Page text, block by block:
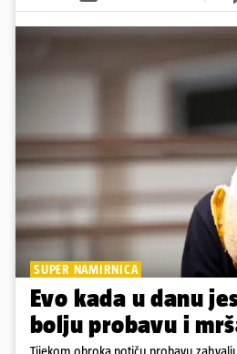
SUPER NAMIRNICA
Evo kada u danu
bolju probavu i